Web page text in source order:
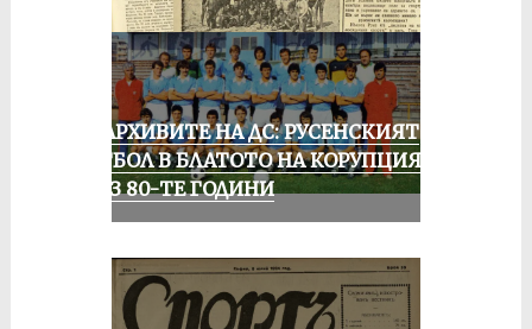
ИЗ АРХИВИТЕ НА ДС: РУСЕНСКИЯТ
ФУТБОЛ В БЛАТОТО НА КОРУПЦИЯТА
ПРЕЗ 80-ТЕ ГОДИНИ